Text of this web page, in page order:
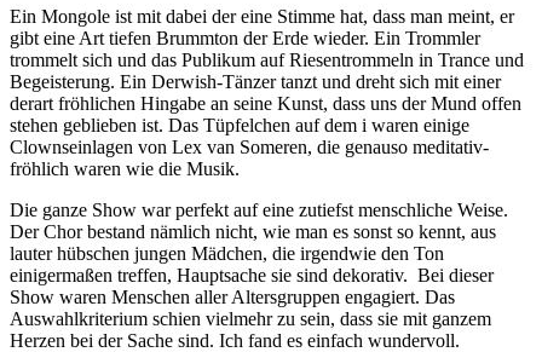
Ein Mongole ist mit dabei der eine Stimme hat, dass man meint, er
gibt eine Art tiefen Brummton der Erde wieder. Ein Trommler
trommelt sich und das Publikum auf Riesentrommeln in Trance und
Begeisterung. Ein Derwish-Tänzer tanzt und dreht sich mit einer
derart fröhlichen Hingabe an seine Kunst, dass uns der Mund offen
stehen geblieben ist. Das Tüpfelchen auf dem i waren einige
Clownseinlagen von Lex van Someren, die genauso meditativ-
fröhlich waren wie die Musik.
Die ganze Show war perfekt auf eine zutiefst menschliche Weise.
Der Chor bestand nämlich nicht, wie man es sonst so kennt, aus
lauter hübschen jungen Mädchen, die irgendwie den Ton
einigermaßen treffen, Hauptsache sie sind dekorativ. Bei dieser
Show waren Menschen aller Altersgruppen engagiert. Das
Auswahlkriterium schien vielmehr zu sein, dass sie mit ganzem
Herzen bei der Sache sind. Ich fand es einfach wundervoll.